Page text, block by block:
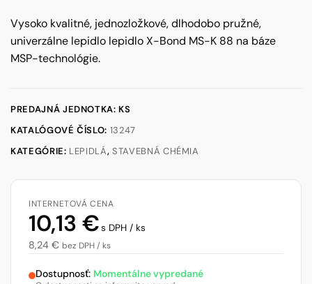
Vysoko kvalitné, jednozložkové, dlhodobo pružné,
univerzálne lepidlo lepidlo X-Bond MS-K 88 na báze
MSP-technológie.
PREDAJNÁ JEDNOTKA: KS
KATALÓGOVÉ ČÍSLO: 13247
KATEGÓRIE: LEPIDLÁ,STAVEBNÁ CHÉMIA
INTERNETOVÁ CENA
10,13 €s DPH / ks
8,24 € bez DPH / ks
Dostupnosť: Momentálne vypredané